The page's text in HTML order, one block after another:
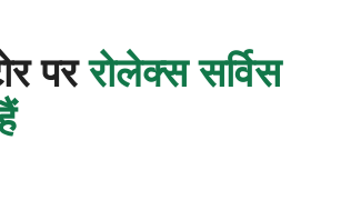
पररोलेक्स सर्विस